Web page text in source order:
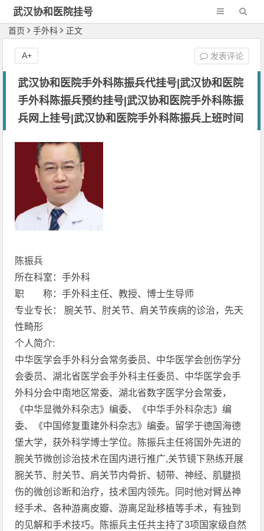
武汉协和医院挂号
网-新一代网2
首页 手外科 正文
武汉协和医院手外科陈振兵代挂号|武汉协和医院
手外科陈振兵预约挂号|武汉协和医院手外科陈振
兵网上挂号|武汉协和医院手外科陈振兵上班时间
陈振兵
所在科室：手外科
职 称：手外科主任、教授、博士生导师
专业专长： 腕关节、肘关节、肩关节疾病的诊治，先天
性畸形
个人简介:
中华医学会手外科分会常务委员、中华医学会创伤学分
会委员、湖北省医学会手外科主任委员、中华医学会手
外科分会中南地区常委、湖北省数字医学分会常委，
《中华显微外科杂志》编委、《中华手外科杂志》编
委、《中国修复重建外科杂志》编委。留学于德国海德
堡大学，获外科学博士学位。陈振兵主任将国外先进的
腕关节微创诊治技术在国内进行推广,关节镜下熟练开展
腕关节、肘关节、肩关节内骨折、韧带、神经、肌腱损
伤的微创诊断和治疗，技术国内领先。同时他对臂丛神
经手术、各种游离皮瓣、游离足趾移植等手术，有独到
的见解和手术技巧。陈振兵主任共主持了3项国家级自然
发表评论
A+